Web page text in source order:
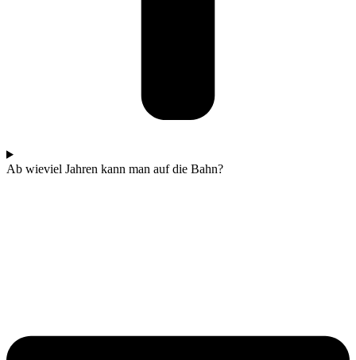
Ab wieviel Jahren kann man auf die Bahn?